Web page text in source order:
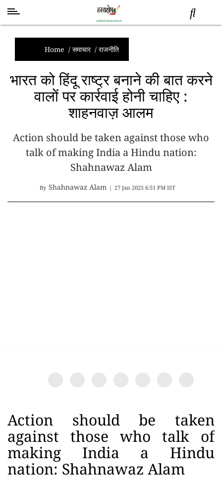
समाचार
स्तंभ
शब्द
राजनीति
तकनीक
विज्ञान
Home / समाचार/ राजनीति
भारत को हिंदू राष्ट्र बनाने की बात करने
वालों पर कार्रवाई होनी चाहिए :
शाहनवाज़ आलम
Action should be taken against those who
talk of making India a Hindu nation:
Shahnawaz Alam
By Shahnawaz Alam | 27 Jan 2025 6:51 PM IST
Action should be taken
against those who talk of
making India a Hindu
nation: Shahnawaz Alam